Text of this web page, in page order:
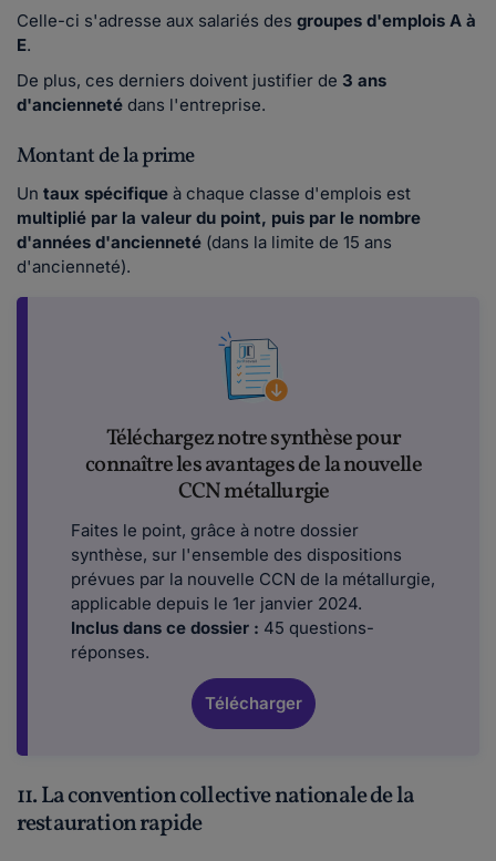
Celle-ci s'adresse aux salariés des groupes d'emplois A à
E.
De plus, ces derniers doivent justifier de 3 ans
d'ancienneté dans l'entreprise.
Montant de la prime
Un taux spécifique à chaque classe d'emplois est
multiplié par la valeur du point, puis par le nombre
d'années d'ancienneté (dans la limite de 15 ans
d'ancienneté).
Téléchargez notre synthèse pour
connaître les avantages de la nouvelle
CCN métallurgie
Faites le point, grâce à notre dossier
synthèse, sur l'ensemble des dispositions
prévues par la nouvelle CCN de la métallurgie,
applicable depuis le 1er janvier 2024.
Inclus dans ce dossier : 45 questions-
réponses.
Télécharger
11. La convention collective nationale de la
restauration rapide